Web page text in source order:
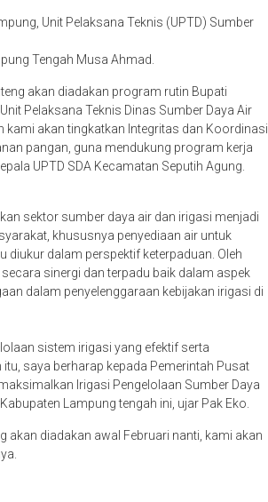
Unit Pelaksana Teknis (UPTD) Sumber
Tengah Musa Ahmad.
akan diadakan program rutin Bupati
Pelaksana Teknis Dinas Sumber Daya Air
akan tingkatkan Integritas dan Koordinasi
pangan, guna mendukung program kerja
UPTD SDA Kecamatan Seputih Agung.
sektor sumber daya air dan irigasi menjadi
khususnya penyediaan air untuk
diukur dalam perspektif keterpaduan. Oleh
sinergi dan terpadu baik dalam aspek
dalam penyelenggaraan kebijakan irigasi di
sistem irigasi yang efektif serta
saya berharap kepada Pemerintah Pusat
Irigasi Pengelolaan Sumber Daya
Lampung tengah ini, ujar Pak Eko.
akan diadakan awal Februari nanti, kami akan